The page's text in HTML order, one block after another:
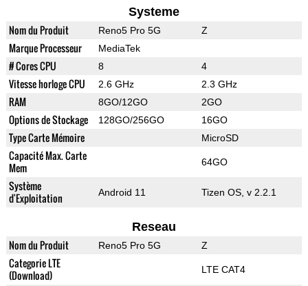
Systeme
Nom du Produit Reno5 Pro 5G Z
Marque Processeur MediaTek
# Cores CPU 8 4
Vitesse horloge CPU 2.6 GHz 2.3 GHz
RAM 8GO/12GO 2GO
Options de Stockage 128GO/256GO 16GO
Type Carte Mémoire MicroSD
Capacité Max. Carte
Mem
64GO
Système
d'Exploitation
Android 11 Tizen OS, v 2.2.1
Reseau
Nom du Produit Reno5 Pro 5G Z
Categorie LTE
(Download)
LTE CAT4